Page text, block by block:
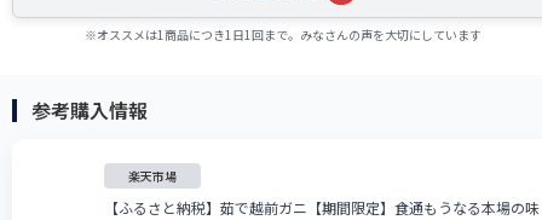
※オススメは1商品につき1日1回まで。みなさんの声を大切にしています
参考購入情報
楽天市場
【ふるさと納税】茹で越前ガニ【期間限定】食通もうなる本場の味